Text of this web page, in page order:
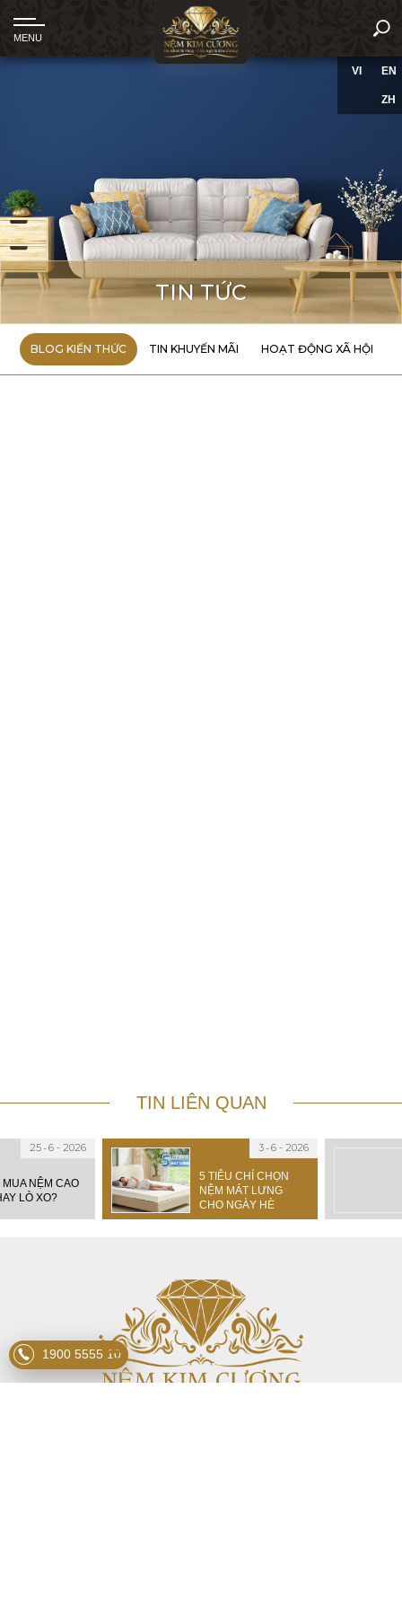
VI EN
ZH
1900 5555 10
TIN TỨC
BLOG KIẾN THỨC TIN KHUYẾN MÃI HOẠT ĐỘNG XÃ HỘI
TIN LIÊN QUAN
25 6 - 2026
NỆM CAO
LÒ XO?
3 6 - 2026
5 TIÊU CHÍ CHỌN
NỆM MÁT LƯNG
CHO NGÀY HÈ